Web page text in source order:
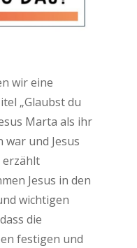
wir eine
„Glaubst du
Marta als ihr
und Jesus
erzählt
Jesus in den
wichtigen
die
festigen und